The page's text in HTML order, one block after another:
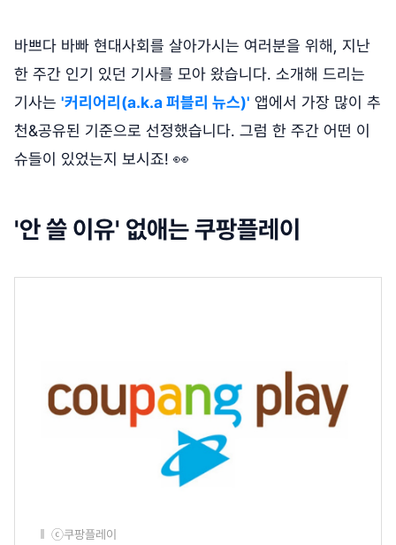
바쁘다 바빠 현대사회를 살아가시는 여러분을 위해, 지난
한 주간 인기 있던 기사를 모아 왔습니다. 소개해 드리는
기사는 '커리어리(a.k.a 퍼블리 뉴스)' 앱에서 가장 많이 추
천&공유된 기준으로 선정했습니다. 그럼 한 주간 어떤 이
슈들이 있었는지 보시죠! 👀
'안 쓸 이유' 없애는 쿠팡플레이
ⓒ쿠팡플레이